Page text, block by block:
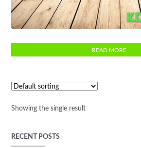
Wobbler
READ MORE
Showing the single result
RECENT POSTS